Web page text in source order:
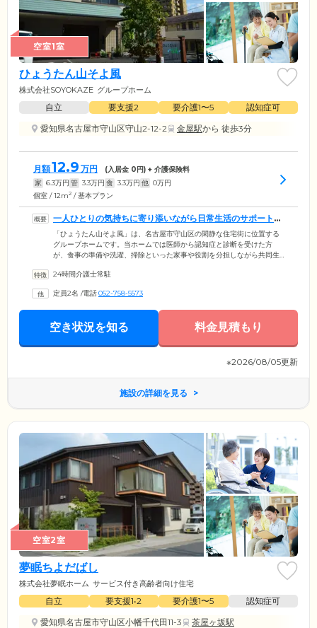
空室1室
ひょうたん山そよ風
株式会社SOYOKAZE グループホーム
自立 要支援2 要介護1〜5
認知症可
愛知県名古屋市守山区守山2-12-2
金屋駅から 徒歩3分
月額12.9 万円 (入居金 0円) + 介護保険料
家 6.3万円 管 3.3万円 食 3.3万円 他 0万円
個室 / 12m2 / 基本プラン
一人ひとりの気持ちに寄り添いながら日常生活のサポートを
行っています
「ひょうたん山そよ風」は、名古屋市守山区の閑静な住宅街に位置する
グループホームです。当ホームでは医師から認知症と診断を受けた方
が、食事の準備や洗濯、掃除といった家事や役割を分担しながら共同生
タッフが、ご入居者様のお気持ちに寄り添いながら日常生活のサポート
取れています。急な体調不良時も適切に対応しますので、どうぞご安心
ください。ホーム内は穏やかで家庭的な雰囲気です。ご自宅で過ごすよ
いただける住まいです。
24時間介護士常駐
定員2名 /電話052-758-5573
空き状況を知る 料金見積もり
※2026/08/05更新
施設の詳細を見る
空室2室
夢眠ちよだばし
株式会社夢眠ホーム サービス付き高齢者向け住宅
自立 要支援1•2 要介護1〜5
認知症可
愛知県名古屋市守山区小幡千代田11-3
茶屋ヶ坂駅